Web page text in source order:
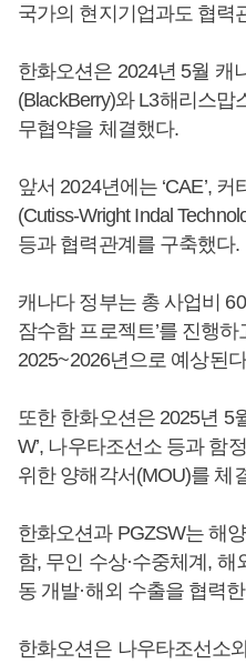
국가의 현지기업과도 협력
한화오션은 2024년 5월 캐
(BlackBerry)와 L3해리스맙
무협약을 체결했다.
앞서 2024년에는 ‘CAE’,
(Cutiss-Wright Indal
등과 협력관계를 구축했다.
캐나다 정부는 총 사업비
잠수함 프로젝트’를 진행
2025~2026년으로 예상된
또한 한화오션은 2025년 5
W’, 나우타조선소 등과 함
위한 양해각서(MOU)를 체
한화오션과 PGZSW는 해
함, 무인 수상·수중체계,
동 개발·해외 수출을 협력
한화오션은 나우타조선소